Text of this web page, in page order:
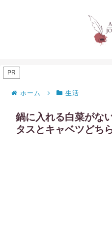
PR
ホーム 生活
鍋に入れる白菜がな
タスとキャベツどち